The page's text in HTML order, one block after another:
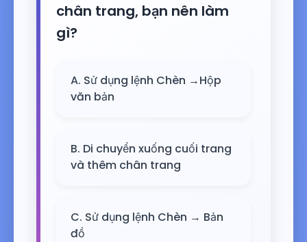
chân trang, bạn nên làm
gì?
A. Sử dụng lệnh Chèn →Hộp
văn bản
B. Di chuyển xuống cuối trang
và thêm chân trang
C. Sử dụng lệnh Chèn → Bản
đồ